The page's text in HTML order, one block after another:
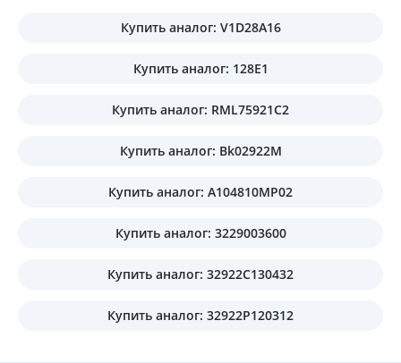
Купить аналог: V1D28A16
Купить аналог: 128E1
Купить аналог: RML75921C2
Купить аналог: Bk02922M
Купить аналог: A104810MP02
Купить аналог: 3229003600
Купить аналог: 32922C130432
Купить аналог: 32922P120312